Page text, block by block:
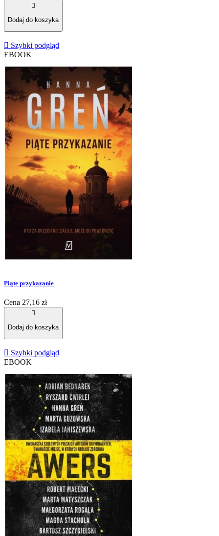

Dodaj do koszyka
 Szybki podgląd
EBOOK
Piąte przykazanie
Cena 27,16 zł

Dodaj do koszyka
 Szybki podgląd
EBOOK